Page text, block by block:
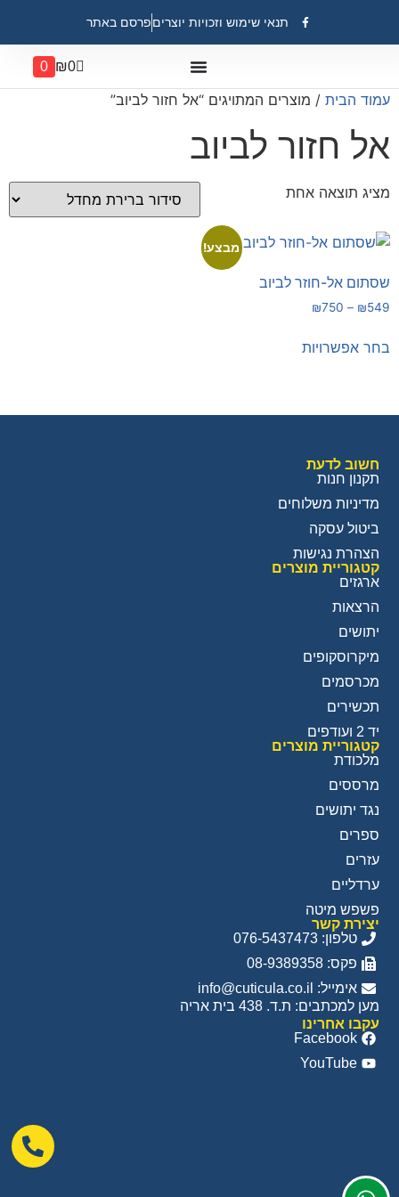
תנאי שימוש וזכויות יוצריםפרסם באתר
₪0
0
עמוד הבית / מוצרים המתויגים “אל חזור לביוב”
אל חזור לביוב
מציג תוצאה אחת
מבצע!
שסתום אל-חוזר לביוב
₪549
–
₪750
בחר אפשרויות
חשוב לדעת
תקנון חנות
מדיניות משלוחים
ביטול עסקה
הצהרת נגישות
קטגוריית מוצרים
ארגזים
הרצאות
יתושים
מיקרוסקופים
מכרסמים
תכשירים
יד 2 ועודפים
קטגוריית מוצרים
מלכודת
מרססים
נגד יתושים
ספרים
עזרים
ערדליים
פשפש מיטה
יצירת קשר
טלפון: 076-5437473
פקס: 08-9389358
אימייל: info@cuticula.co.il
מען למכתבים: ת.ד. 438 בית אריה
עקבו אחרינו
Facebook
YouTube